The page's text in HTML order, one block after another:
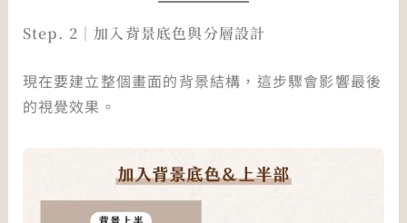
Step. 2｜加入背景底色與分層設計
現在要建立整個畫面的背景結構，這步驟會影響最後
的視覺效果。